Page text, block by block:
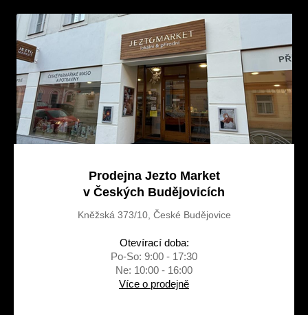
Prodejna Jezto Market
v Českých Budějovicích
Kněžská 373/10, České Budějovice
Otevírací doba:
Po-So: 9:00 - 17:30
Ne: 10:00 - 16:00
Více o prodejně